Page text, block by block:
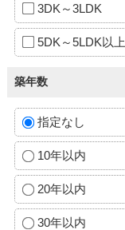
3DK～3LDK
5DK～5LDK以上
築年数
指定なし
10年以内
20年以内
30年以内